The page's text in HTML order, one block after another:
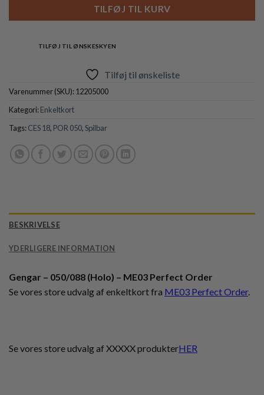
TILFØJ TIL KURV
TILFØJ TIL ØNSKESKYEN
Tilføj til ønskeliste
Varenummer (SKU):12205000
Kategori:Enkeltkort
Tags:CES 18, POR 050,Spilbar
BESKRIVELSE
YDERLIGERE INFORMATION
Gengar – 050/088 (Holo) – ME03 Perfect Order
Se vores store udvalg af enkeltkort fra ME03 Perfect Order.
Se vores store udvalg af XXXXX produkterHER